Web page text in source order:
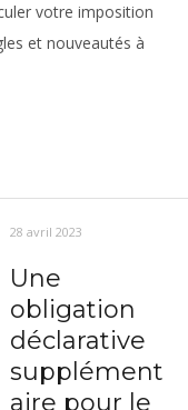
votre imposition
et nouveautés à
28 avril 2023
Une
obligation
déclarative
supplément
aire pour le